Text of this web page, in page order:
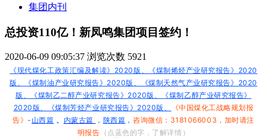
集团内刊
总投资110亿！新凤鸣集团项目签约！
2020-06-09 09:05:37 浏览次数 5921
《现代煤化工政策汇编及解读》2020版、《煤制烯烃产业研究报告》2020
版、《煤制油产业研究报告》2020版、《煤制天然气产业研究报告》2020
版、《煤制乙二醇产业研究报告》2020版、《煤制乙醇产业研究报告》
2020版、《煤制芳烃产业研究报告》2020版、
《中国煤化工战略规划报
告》- 山西篇 、 内蒙古篇 ， 陕西篇 ， 咨询微信：3181066003，加时请注
明报告 （点蓝色的字，了解详情）